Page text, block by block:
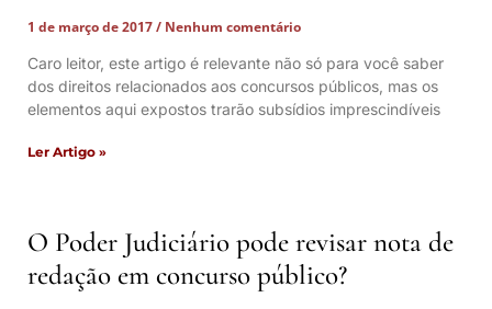
1 de março de 2017
Nenhum comentário
Caro leitor, este artigo é relevante não só para você saber
dos direitos relacionados aos concursos públicos, mas os
elementos aqui expostos trarão subsídios imprescindíveis
Ler Artigo »
O Poder Judiciário pode revisar nota de
redação em concurso público?